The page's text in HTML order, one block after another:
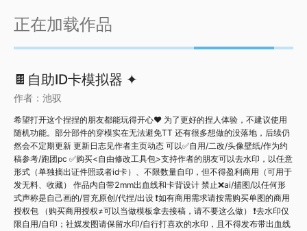
正在加载作品
🍫自助ID卡模拟器 ✦
作者： 池驭
希望打开这个捏捏的朋友都能玩得开心❤️ 为了更好的捏人体验，不建议使用
随机功能。部分部件的穿模实在无法避免TT 还有很多想做的没落地，后续仍
然会不定期更新 更新日志见作者主页动态 可以✅️自用/二改/头像壁纸/作为约
稿参考/跑团pc ✅️购买<自由修改工具包>支持作者的朋友可以去水印，以任意
形式（单独摘出证件照或者id卡）、不限数量自印，但不得盈利商用（可用于
发无料、收藏） 作品内自带2mm出血线和卡背设计 禁止❌️ai/描图/以任何形
式声称是自己画的/冒充原创/代捏/出设 ❗️如有商用需求请按需购买单图的商用
授权包 （购买商用授权≠可以当做模板拿去接稿，请不要这么做） ❗️去水印仅
限自用/自印；社媒发图请保留水印/自行打喜欢的水印，且不得发布带出血线